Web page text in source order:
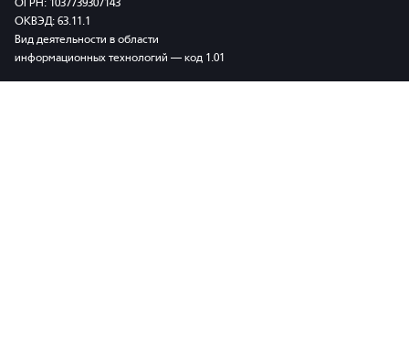
ОГРН: 1037739307143
ОКВЭД: 63.11.1
Вид деятельности в области
информационных технологий — код 1.01